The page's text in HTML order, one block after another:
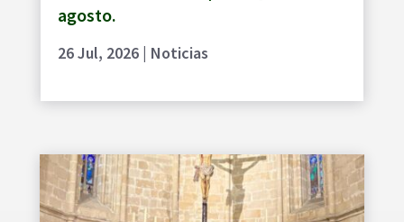
agosto.
26 Jul, 2026| Noticias